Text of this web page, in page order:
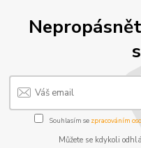
Souhlasím se zpracováním
Můžete se kdykoli